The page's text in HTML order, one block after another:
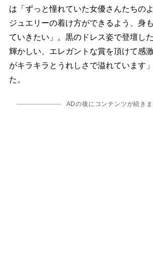
は「ずっと憧れていた女優さんたちの
ジュエリーの着け方ができるよう、身
ていきたい」。黒のドレス姿で登壇し
輝かしい、エレガントな賞を頂けて感
がキラキラとうれしさで溢れています
た。
ADの後にコンテンツが続き